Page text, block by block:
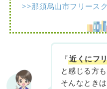
>>那須烏山市フリース
『近くにフ
と感じる方
そんなときは